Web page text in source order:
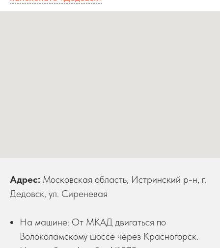
Адрес: Московская область, Истринский р-н, г.
Дедовск, ул. Сиреневая
На машине: От МКАД двигаться по
Волоколамскому шоссе через Красногорск.